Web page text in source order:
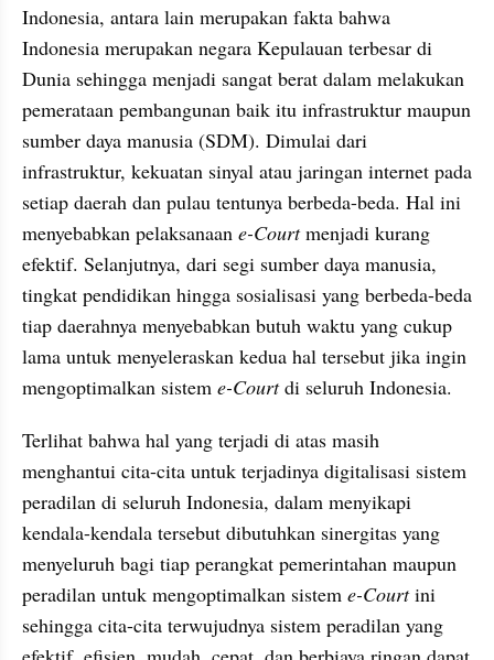
Indonesia, antara lain merupakan fakta bahwa
Indonesia merupakan negara Kepulauan terbesar di
Dunia sehingga menjadi sangat berat dalam melakukan
pemerataan pembangunan baik itu infrastruktur maupun
sumber daya manusia (SDM). Dimulai dari
infrastruktur, kekuatan sinyal atau jaringan internet pada
setiap daerah dan pulau tentunya berbeda-beda. Hal ini
menyebabkan pelaksanaan e-Court menjadi kurang
efektif. Selanjutnya, dari segi sumber daya manusia,
tingkat pendidikan hingga sosialisasi yang berbeda-beda
tiap daerahnya menyebabkan butuh waktu yang cukup
lama untuk menyeleraskan kedua hal tersebut jika ingin
mengoptimalkan sistem e-Court di seluruh Indonesia.
Terlihat bahwa hal yang terjadi di atas masih
menghantui cita-cita untuk terjadinya digitalisasi sistem
peradilan di seluruh Indonesia, dalam menyikapi
kendala-kendala tersebut dibutuhkan sinergitas yang
menyeluruh bagi tiap perangkat pemerintahan maupun
peradilan untuk mengoptimalkan sistem e-Court ini
sehingga cita-cita terwujudnya sistem peradilan yang